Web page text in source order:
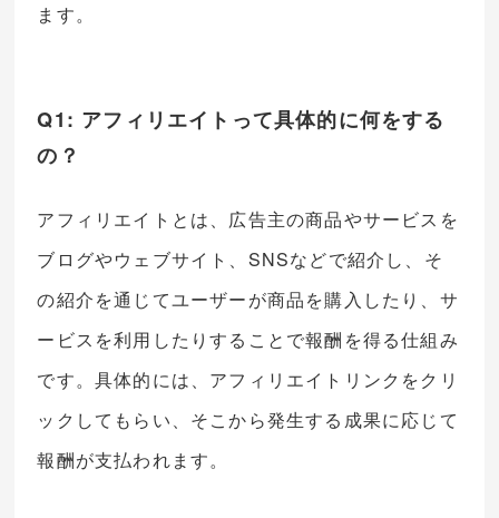
ます。
Q1: アフィリエイトって具体的に何をする
の？
アフィリエイトとは、広告主の商品やサービスを
ブログやウェブサイト、SNSなどで紹介し、そ
の紹介を通じてユーザーが商品を購入したり、サ
ービスを利用したりすることで報酬を得る仕組み
です。具体的には、アフィリエイトリンクをクリ
ックしてもらい、そこから発生する成果に応じて
報酬が支払われます。